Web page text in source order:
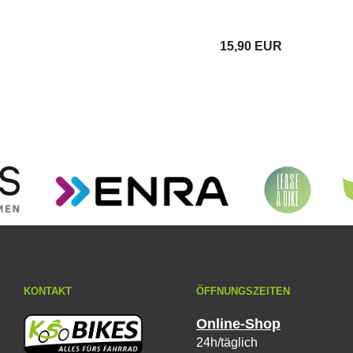
15,90 EUR
KONTAKT ÖFFNUNGSZEITEN
Online-Shop
24h/täglich